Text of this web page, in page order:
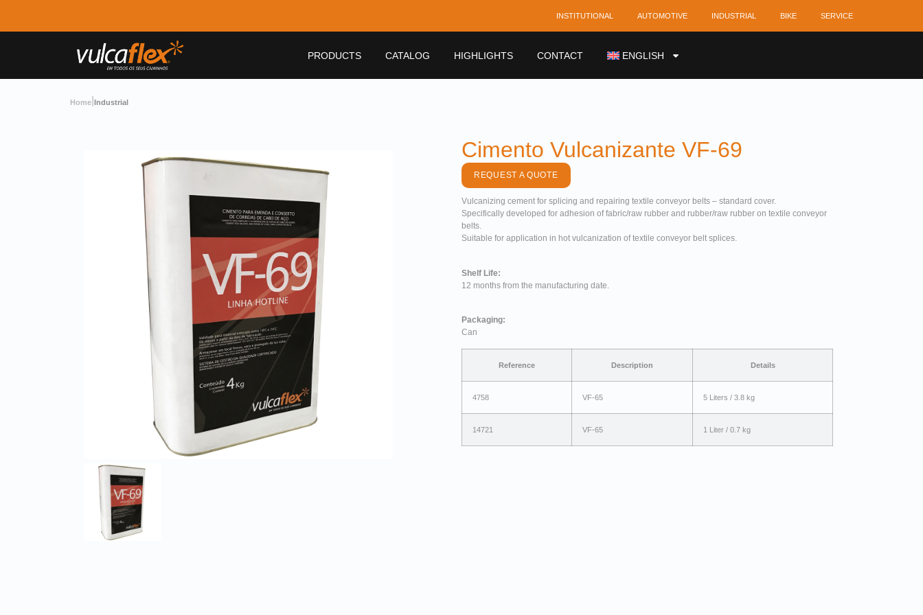
INSTITUTIONAL AUTOMOTIVE INDUSTRIAL BIKE SERVICE
PRODUCTS CATALOG HIGHLIGHTS CONTACT ENGLISH
Home Industrial
Cimento Vulcanizante VF-69
REQUEST A QUOTE
Vulcanizing cement for splicing and repairing textile conveyor belts – standard cover.
Specifically developed for adhesion of fabric/raw rubber and rubber/raw rubber on textile conveyor
belts.
Suitable for application in hot vulcanization of textile conveyor belt splices.
Shelf Life:
12 months from the manufacturing date.
Packaging:
Can
Reference Description Details
4758 VF-65 5 Liters / 3.8 kg
14721 VF-65 1 Liter / 0.7 kg